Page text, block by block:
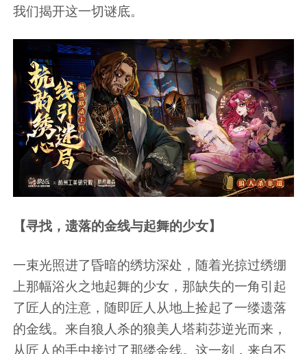
我们揭开这一切谜底。
【寻找，遗落的金线与起舞的少女】
一束光照进了昏暗的绣坊深处，随着光掠过绣绷
上那幅浴火之地起舞的少女，那缺失的一角引起
了匠人的注意，随即匠人从地上捡起了一缕遗落
的金线。来自狼人杀的狼美人塔莉莎逆光而来，
从匠人的手中接过了那缕金线。这一刻，来自不